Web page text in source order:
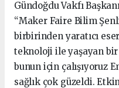
Gündoğdu Vakfı
“Maker Faire Bilim
birbirinden yaratıcı
teknoloji ile yaşayan
bunun için çalışıyoruz
sağlık çok güzeldi.